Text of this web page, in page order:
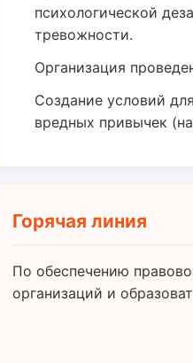
психологической
тревожности.
Организация
Создание условий
вредных привычек
Горячая линия
По обеспечению
организаций и